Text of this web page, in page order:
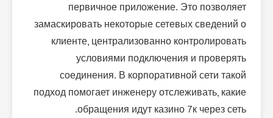
первичное приложение. Это позволяет
замаскировать некоторые сетевых сведений о
клиенте, централизованно контролировать
условиями подключения и проверять
соединения. В корпоративной сети такой
подход помогает инженеру отслеживать, какие
обращения идут казино 7к через сеть.